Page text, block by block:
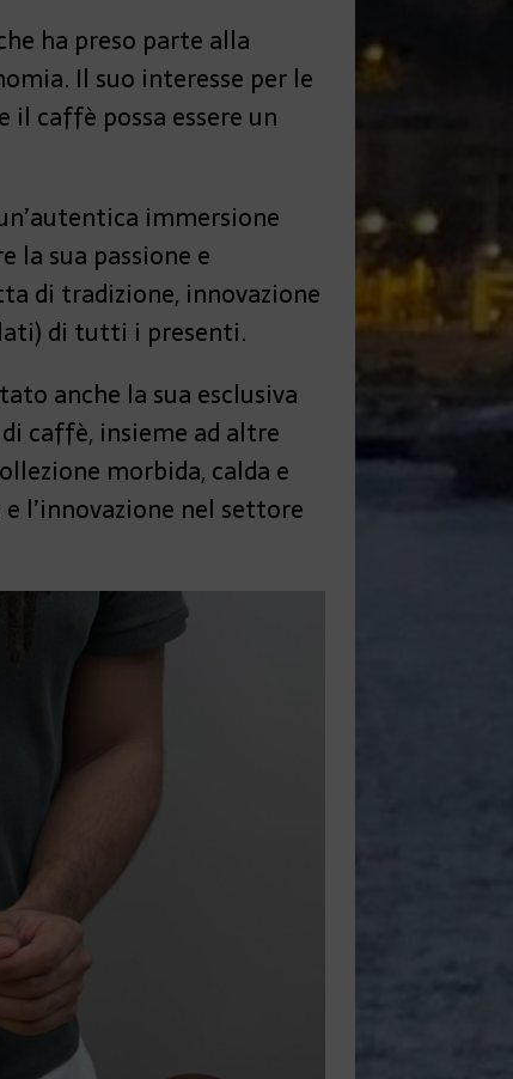
ha preso parte alla
Il suo interesse per le
caffè possa essere un
immersione
la sua passione e
di tradizione, innovazione
di tutti i presenti.
anche la sua esclusiva
caffè, insieme ad altre
morbida, calda e
l’innovazione nel settore